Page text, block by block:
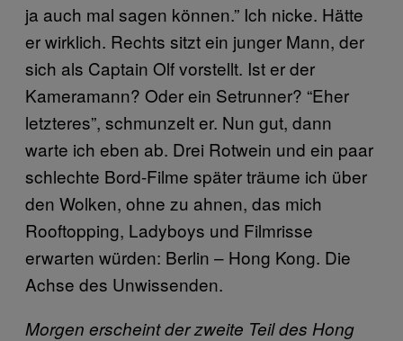
ja auch mal sagen können.” Ich nicke. Hätte
er wirklich. Rechts sitzt ein junger Mann, der
sich als Captain Olf vorstellt. Ist er der
Kameramann? Oder ein Setrunner? “Eher
letzteres”, schmunzelt er. Nun gut, dann
warte ich eben ab. Drei Rotwein und ein paar
schlechte Bord-Filme später träume ich über
den Wolken, ohne zu ahnen, das mich
Rooftopping, Ladyboys und Filmrisse
erwarten würden: Berlin – Hong Kong. Die
Achse des Unwissenden.
Morgen erscheint der zweite Teil des Hong